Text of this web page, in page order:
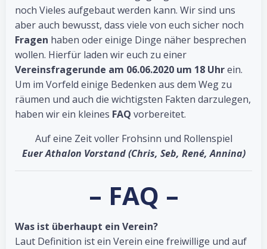
noch Vieles aufgebaut werden kann. Wir sind uns
aber auch bewusst, dass viele von euch sicher noch
Fragen haben oder einige Dinge näher besprechen
wollen. Hierfür laden wir euch zu einer
Vereinsfragerunde am 06.06.2020 um 18 Uhrein.
Um im Vorfeld einige Bedenken aus dem Weg zu
räumen und auch die wichtigsten Fakten darzulegen,
haben wir ein kleines FAQ vorbereitet.
Auf eine Zeit voller Frohsinn und Rollenspiel
Euer Athalon Vorstand (Chris, Seb, René, Annina)
– FAQ –
Was ist überhaupt ein Verein?
Laut Definition ist ein Verein eine freiwillige und auf